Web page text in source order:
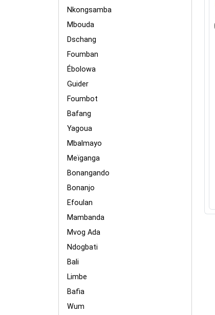
Nkongsamba
Mbouda
Dschang
Foumban
Ébolowa
Guider
Foumbot
Bafang
Yagoua
Mbalmayo
Meïganga
Bonangando
Bonanjo
Efoulan
Mambanda
Mvog Ada
Ndogbati
Bali
Limbe
Bafia
Wum